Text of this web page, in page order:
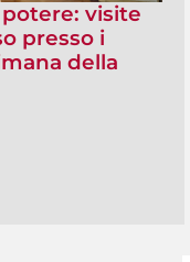
visite
presso i
della